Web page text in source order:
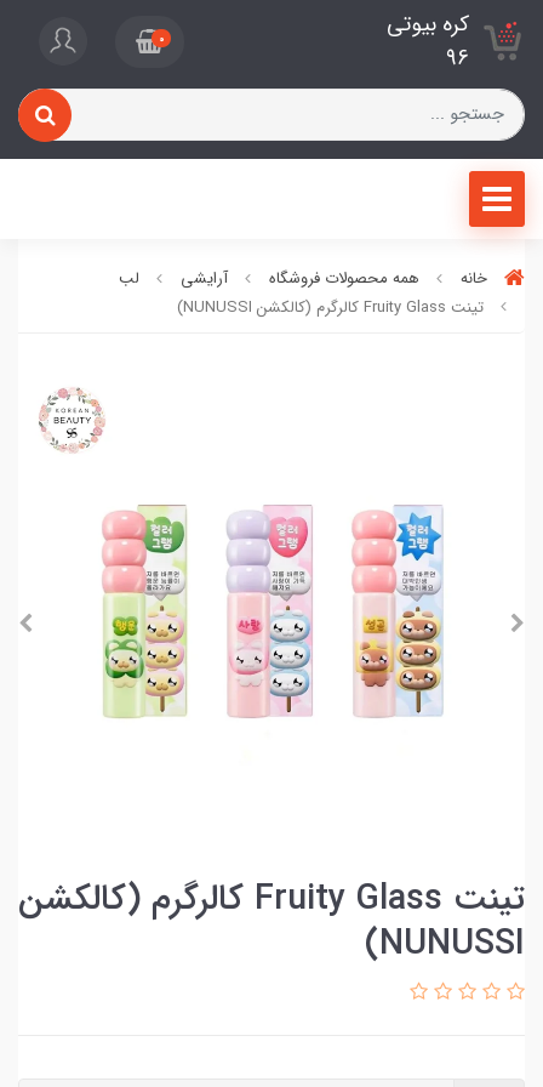
کره بیوتی
96
0
خانه همه محصولات فروشگاه آرایشی
لب
تینت Fruity Glass کالرگرم (کالکشن NUNUSSI)
تینت Fruity Glass کالرگرم (کالکشن
NUNUSSI)